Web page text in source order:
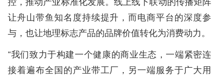
让舟山带鱼知名度持续提升，而电商平台的深度参
与，也让地理标志产品的品牌价值转化为消费动力。
“我们致力于构建一个健康的商业生态，一端紧密连
接着遍布全国的产业带工厂，另一端服务于广大用